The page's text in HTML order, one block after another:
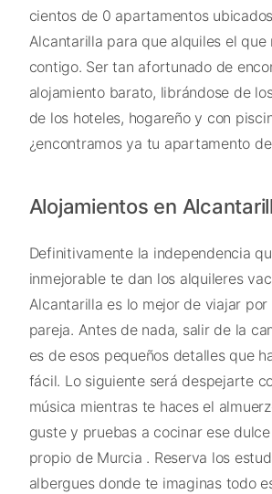
cientos de 0 apartamentos
Alcantarilla para que alquiles el que
contigo. Ser tan afortunado de
alojamiento barato, librándose de
de los hoteles, hogareño y con
¿encontramos ya tu apartamento
Alojamientos en
Definitivamente la independencia
inmejorable te dan los alquileres
Alcantarilla es lo mejor de viajar
pareja. Antes de nada, salir de la
es de esos pequeños detalles que
fácil. Lo siguiente será despejarte
música mientras te haces el
guste y pruebas a cocinar ese
propio de Murcia . Reserva los
albergues donde te imaginas todo